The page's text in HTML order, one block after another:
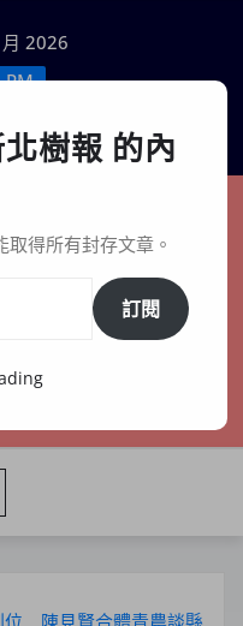
2026
PM
報
、創生
樹報 的內
得所有封存文章。
訂閱